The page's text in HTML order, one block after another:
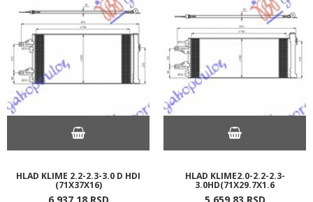
HLAD KLIME 2.2-2.3-3.0 D HDI
(71X37X16)
HLAD KLIME2.0-2.2-2.3-
3.0HD(71X29.7X1.6